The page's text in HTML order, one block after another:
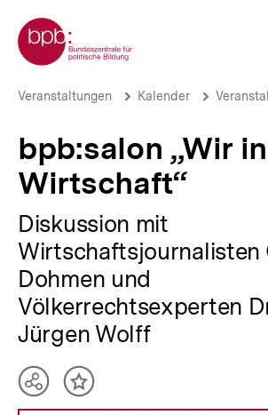
zum
Seiteninhalt
springen
Zur Startseite der bpb
bpb:salon
der
Wirtschaft“
bpb.de
Brotkrümelnavigation
Pfadnavigation
Veranstaltungen Kalender
bpb:salon „Wir
Wirtschaft“
Diskussion mit
Wirtschaftsjournalisten
Dohmen und
Völkerrechtsexperten
Jürgen Wolff
TeilenInhalt